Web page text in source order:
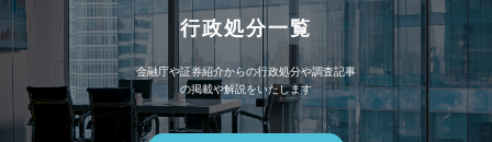
行政処分一覧
金融庁や証券紹介からの行政処分や調査記事
の掲載や解説をいたします